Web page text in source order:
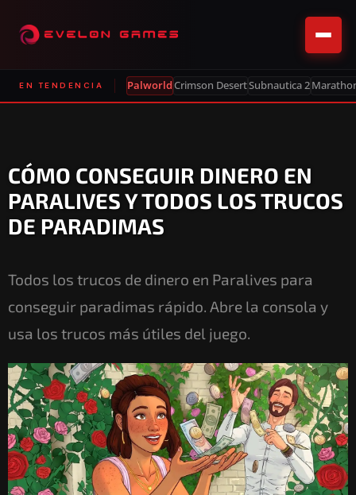
EN TENDENCIA PalworldCrimson DesertSubnautica 2
CÓMO CONSEGUIR DINERO EN
PARALIVES Y TODOS LOS TRUCOS
DE PARADIMAS
Todos los trucos de dinero en Paralives para
conseguir paradimas rápido. Abre la consola y
usa los trucos más útiles del juego.